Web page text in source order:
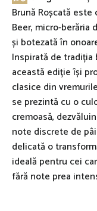
Brună Roșcată
Beer, micro-berăria
și botezată în
Inspirată de
această ediție își
clasice din
se prezintă cu o
cremoasă,
note discrete de
delicată o
ideală pentru cei
fără note prea